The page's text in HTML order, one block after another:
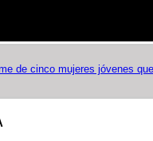
de cinco mujeres jóvenes